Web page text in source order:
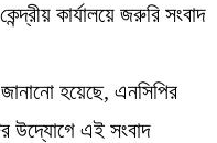
কার্যালয়ে জরুরি সংবাদ
জানানো হয়েছে, এনসিপির
উদ্যোগে এই সংবাদ